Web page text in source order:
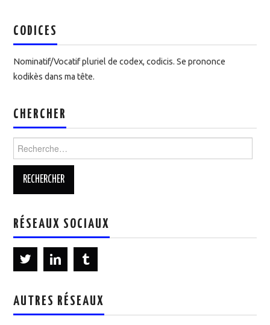
CODICES
Nominatif/Vocatif pluriel de codex, codicis. Se prononce
kodikès dans ma tête.
CHERCHER
Rechercher :
RÉSEAUX SOCIAUX
AUTRES RÉSEAUX